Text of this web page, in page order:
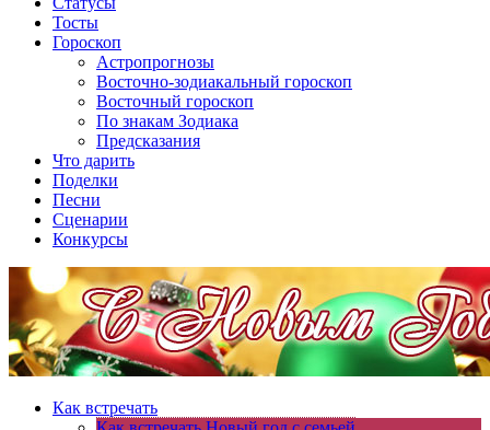
Тосты
Гороскоп
Астропрогнозы
Восточно-зодиакальный гороскоп
Восточный гороскоп
По знакам Зодиака
Предсказания
Что дарить
Поделки
Песни
Сценарии
Конкурсы
Как встречать